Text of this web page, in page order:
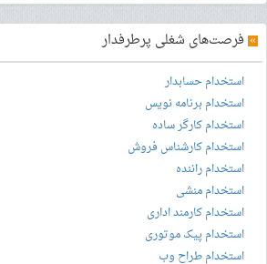
» فرصت‌های شغلی پرطرفدار
استخدام حسابدار
استخدام برنامه نویس
استخدام کارگر ساده
استخدام کارشناس فروش
استخدام راننده
استخدام منشی
استخدام کارمند اداری
استخدام پیک موتوری
استخدام طراح وب